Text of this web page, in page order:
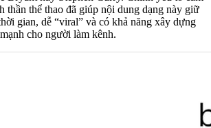
thần thể thao đã giúp nội dung dạng này giữ
gian, dễ “viral” và có khả năng xây dựng
cho người làm kênh.